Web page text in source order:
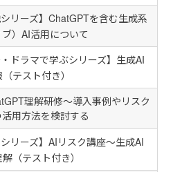
シリーズ】ChatGPTを含む生成系
ブ）AI活用について
・ドラマで学ぶシリーズ】生成AI
テスト付き）
理解研修～導入事例やリスク
用方法を検討する
シリーズ】AIリスク講座～生成AI
（テスト付き）